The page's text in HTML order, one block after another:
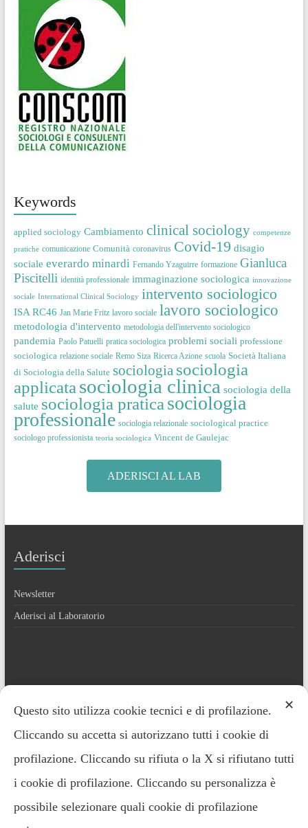
Keywords
applied sociology Cambiamento clinical sociology competenze
pratiche comunicazione Comunità coronavirus Covid-19 disagio
sociale everardo minardi Fernando Yzaguirre formazione Gianluca
Piscitelli identità professionale immaginazione sociologica innovazione
sociale International Clinical Sociology intervento sociologico
ISA RC46 Jan Marie Fritz lavoro sociale lavoro sociologico
metodologia d'intervento metodologia dell'intervento sociologico
pandemia Paolo Patuelli pratica sociologica problemi sociali professione
sociologica relazione sociale Remo Siza Ricerca Azione scuola Società Italiana
di Sociologia della Salute sociologia sociologia
applicata sociologia clinica sociologia della
salute sociologia pratica sociologia
professionale sociologia relazionale sociological practice
sociologo professionista teoria sociologica Vincent de Gaulejac
ADERISCI AL LAB
Aderisci
Newsletter
Aderisci al Laboratorio
Contatti ✕
Questo sito utilizza cookie tecnici e di profilazione.
Cliccando su accetta si autorizzano tutti i cookie di
profilazione. Cliccando su rifiuta o la X si rifiutano tutti
i cookie di profilazione. Cliccando su personalizza è
possibile selezionare quali cookie di profilazione